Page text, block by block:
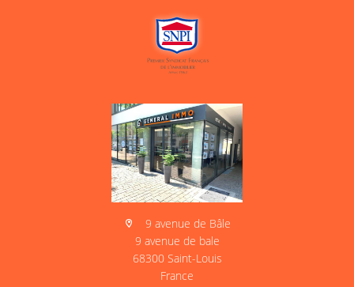
9 avenue de Bâle
9 avenue de bale
68300 Saint-Louis
France